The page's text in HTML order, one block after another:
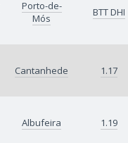
Porto-de-
Mós
BTT DHI
Cantanhede 1.17
Albufeira 1.19